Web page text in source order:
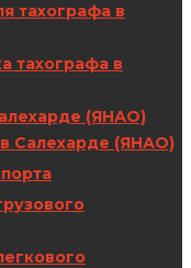
тахографа в
тахографа в
(ЯНАО)
Салехарде (ЯНАО)